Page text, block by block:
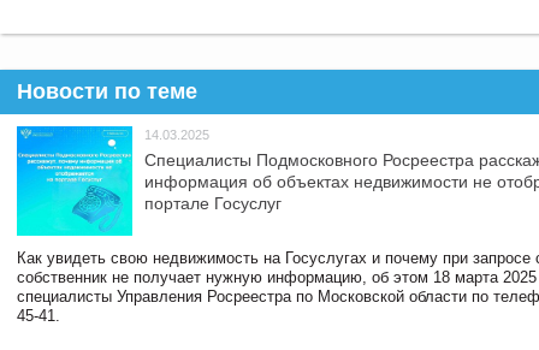
Новости по теме
14.03.2025
Специалисты Подмосковного Росреестра
информация об объектах недвижимости не
портале Госуслуг
Как увидеть свою недвижимость на Госуслугах и почему при запросе
собственник не получает нужную информацию, об этом 18 марта 2025
специалисты Управления Росреестра по Московской области по
45-41.